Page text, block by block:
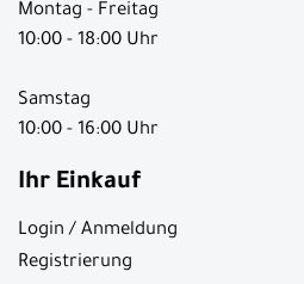
Montag - Freitag
10:00 - 18:00 Uhr
Samstag
10:00 - 16:00 Uhr
Ihr Einkauf
Login / Anmeldung
Registrierung